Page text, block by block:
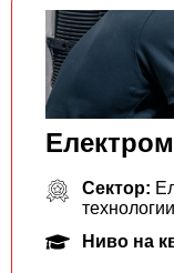
Сектор:
технологии
Ниво на